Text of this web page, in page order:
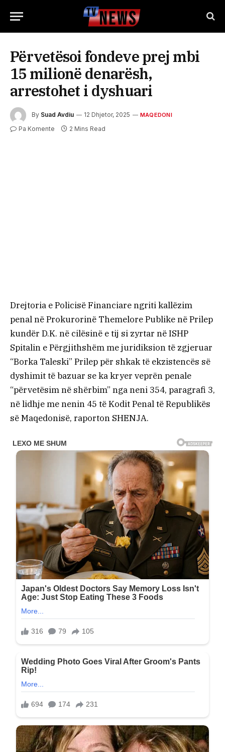
Përvetësoi fondeve prej mbi
15 milionë denarësh,
arrestohet i dyshuari
By Suad Avdiu 12 Dhjetor, 2025 MAQEDONI
Pa Komente 2 Mins Read
Drejtoria e Policisë Financiare ngriti kallëzim
penal në Prokurorinë Themelore Publike në Prilep
kundër D.K. në cilësinë e tij si zyrtar në ISHP
Spitalin e Përgjithshëm me juridiksion të zgjeruar
“Borka Taleski” Prilep për shkak të ekzistencës së
dyshimit të bazuar se ka kryer veprën penale
“përvetësim në shërbim” nga neni 354, paragrafi 3,
në lidhje me nenin 45 të Kodit Penal të Republikës
së Maqedonisë, raporton SHENJA.